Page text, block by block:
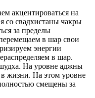
акцентироваться на
со свадхистаны чакры
за пределы
в шар свои
энергии
в шар.
На уровне аджны
в жизни. На этом уровне
смещены за